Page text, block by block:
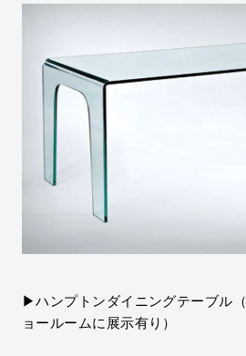
▶ハンプトンダイニングテーブル
ョールームに展示有り）